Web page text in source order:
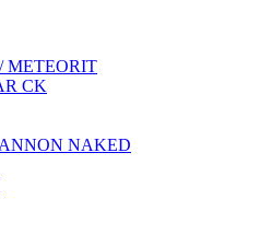
METEORIT
CK
NAKED